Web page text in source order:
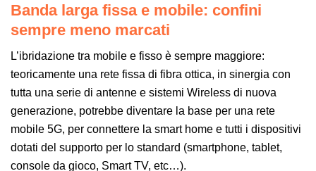
Banda larga fissa e mobile: confini
sempre meno marcati
L’ibridazione tra mobile e fisso è sempre maggiore:
teoricamente una rete fissa di fibra ottica, in sinergia con
tutta una serie di antenne e sistemi Wireless di nuova
generazione, potrebbe diventare la base per una rete
mobile 5G, per connettere la smart home e tutti i dispositivi
dotati del supporto per lo standard (smartphone, tablet,
console da gioco, Smart TV, etc…).